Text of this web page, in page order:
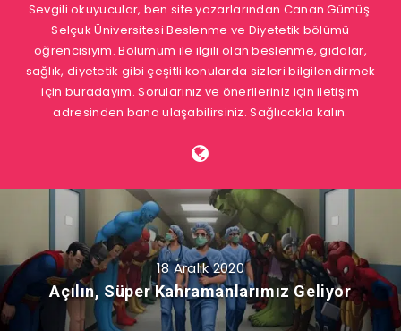
Sevgili okuyucular, ben site yazarlarından Canan Gümüş.
Selçuk Üniversitesi Beslenme ve Diyetetik bölümü
öğrencisiyim. Bölümüm ile ilgili olan beslenme, gıdalar,
sağlık, diyetetik gibi çeşitli konularda sizleri bilgilendirmek
için buradayım. Sorularınız ve önerileriniz için iletişim
adresinden bana ulaşabilirsiniz. Sağlıcakla kalın.
18 Aralık 2020
Açılın, Süper Kahramanlarımız Geliyor